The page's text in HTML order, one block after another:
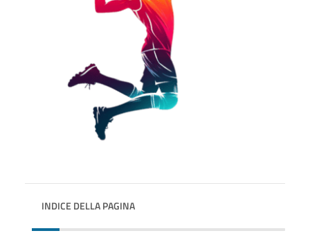
INDICE DELLA PAGINA